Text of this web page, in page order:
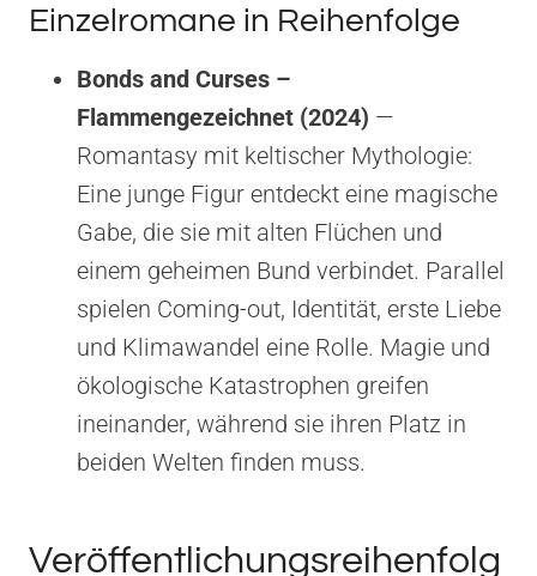
Einzelromane in Reihenfolge
Bonds and Curses –
Flammengezeichnet (2024) —
Romantasy mit keltischer Mythologie:
Eine junge Figur entdeckt eine magische
Gabe, die sie mit alten Flüchen und
einem geheimen Bund verbindet. Parallel
spielen Coming-out, Identität, erste Liebe
und Klimawandel eine Rolle. Magie und
ökologische Katastrophen greifen
ineinander, während sie ihren Platz in
beiden Welten finden muss.
Veröffentlichungsreihenfolg